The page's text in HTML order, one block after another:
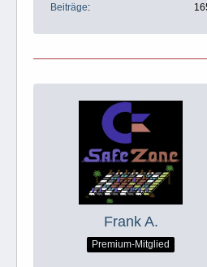
Beiträge
Frank A.
Premium-Mitglied